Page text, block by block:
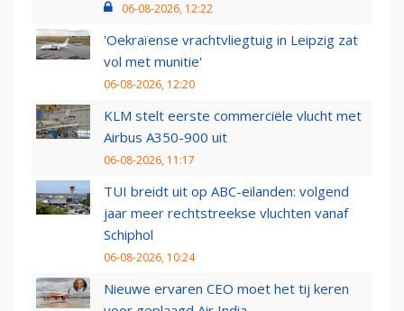
06-08-2026, 12:22
'Oekraïense vrachtvliegtuig in Leipzig zat
vol met munitie'
06-08-2026, 12:20
KLM stelt eerste commerciële vlucht met
Airbus A350-900 uit
06-08-2026, 11:17
TUI breidt uit op ABC-eilanden: volgend
jaar meer rechtstreekse vluchten vanaf
Schiphol
06-08-2026, 10:24
Nieuwe ervaren CEO moet het tij keren